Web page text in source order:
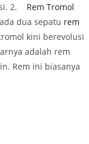
2. Rem Tromol
dua sepatu rem
kini berevolusi
adalah rem
Rem ini biasanya